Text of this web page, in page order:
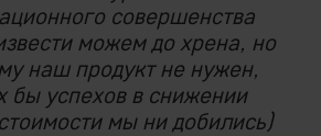
совершенства
можем до хрена, но
наш продукт не нужен,
бы успехов в снижении
мы ни добились)